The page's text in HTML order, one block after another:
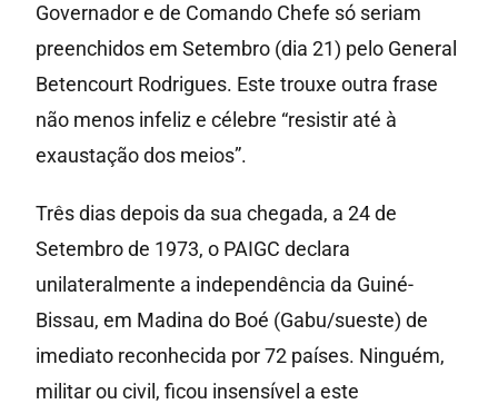
Governador e de Comando Chefe só seriam
preenchidos em Setembro (dia 21) pelo General
Betencourt Rodrigues. Este trouxe outra frase
não menos infeliz e célebre “resistir até à
exaustação dos meios”.
Três dias depois da sua chegada, a 24 de
Setembro de 1973, o PAIGC declara
unilateralmente a independência da Guiné-
Bissau, em Madina do Boé (Gabu/sueste) de
imediato reconhecida por 72 países. Ninguém,
militar ou civil, ficou insensível a este